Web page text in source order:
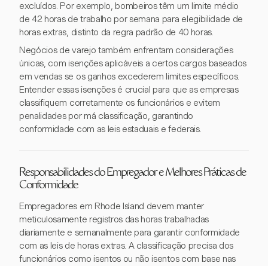
excluídos. Por exemplo, bombeiros têm um limite médio
de 42 horas de trabalho por semana para elegibilidade de
horas extras, distinto da regra padrão de 40 horas.
Negócios de varejo também enfrentam considerações
únicas, com isenções aplicáveis a certos cargos baseados
em vendas se os ganhos excederem limites específicos.
Entender essas isenções é crucial para que as empresas
classifiquem corretamente os funcionários e evitem
penalidades por má classificação, garantindo
conformidade com as leis estaduais e federais.
Responsabilidades do Empregador e Melhores Práticas de
Conformidade
Empregadores em Rhode Island devem manter
meticulosamente registros das horas trabalhadas
diariamente e semanalmente para garantir conformidade
com as leis de horas extras. A classificação precisa dos
funcionários como isentos ou não isentos com base nas